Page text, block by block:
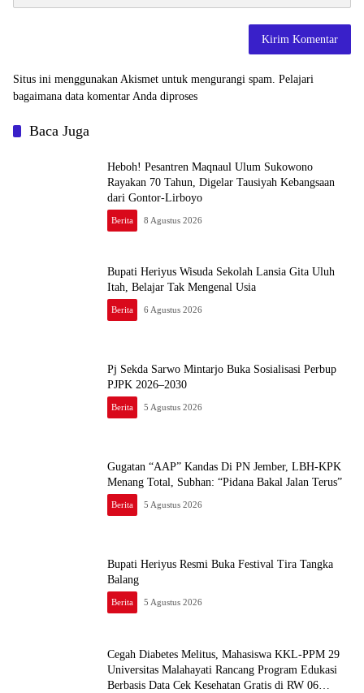
Situs ini menggunakan Akismet untuk mengurangi spam. Pelajari
bagaimana data komentar Anda diproses
Baca Juga
Heboh! Pesantren Maqnaul Ulum Sukowono
Rayakan 70 Tahun, Digelar Tausiyah Kebangsaan
dari Gontor-Lirboyo
Berita 8 Agustus 2026
Bupati Heriyus Wisuda Sekolah Lansia Gita Uluh
Itah, Belajar Tak Mengenal Usia
Berita 6 Agustus 2026
Pj Sekda Sarwo Mintarjo Buka Sosialisasi Perbup
PJPK 2026–2030
Berita 5 Agustus 2026
Gugatan “AAP” Kandas Di PN Jember, LBH-KPK
Menang Total, Subhan: “Pidana Bakal Jalan Terus”
Berita 5 Agustus 2026
Bupati Heriyus Resmi Buka Festival Tira Tangka
Balang
Berita 5 Agustus 2026
Cegah Diabetes Melitus, Mahasiswa KKL-PPM 29
Universitas Malahayati Rancang Program Edukasi
Berbasis Data Cek Kesehatan Gratis di RW 06